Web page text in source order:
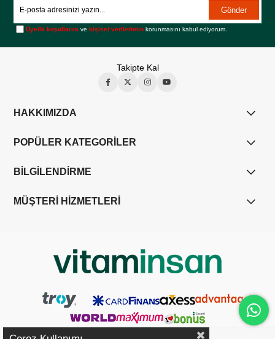
Gönder
Üyelik koşullarını vekişisel verilerimin korunmasını kabul ediyorum.
Takipte Kal
HAKKIMIZDA
POPÜLER KATEGORİLER
BİLGİLENDİRME
MÜŞTERİ HİZMETLERİ